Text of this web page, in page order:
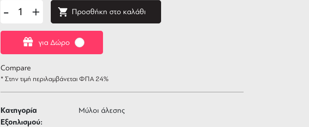
για Δώρο
- + Προσθήκη στο καλάθι
Compare
* Στην τιμή περιλαμβάνεται ΦΠΑ 24%
Κατηγορία
Εξοπλισμού:
Μύλοι άλεσης